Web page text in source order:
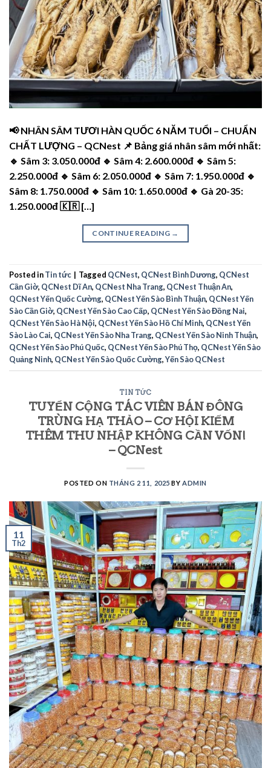
📢 NHÂN SÂM TƯƠI HÀN QUỐC 6 NĂM TUỔI – CHUẨN
CHẤT LƯỢNG – QCNest 📌 Bảng giá nhân sâm mới nhất:
🔹 Sâm 3: 3.050.000đ 🔹 Sâm 4: 2.600.000đ 🔹 Sâm 5:
2.250.000đ 🔹 Sâm 6: 2.050.000đ 🔹 Sâm 7: 1.950.000đ 🔹
Sâm 8: 1.750.000đ 🔹 Sâm 10: 1.650.000đ 🔹 Gà 20-35:
1.250.000đ 🇰🇷 […]
CONTINUE READING →
Posted inTin tức | Tagged QCNest, QCNest Bình Dương, QCNest
Cần Giờ, QCNest Dĩ An, QCNest Nha Trang, QCNest Thuận An,
QCNest Yến Quốc Cường, QCNest Yến Sào Bình Thuận, QCNest Yến
Sào Cần Giờ, QCNest Yến Sào Cao Cấp, QCNest Yến Sào Đồng Nai,
QCNest Yến Sào Hà Nội, QCNest Yến Sào Hồ Chí Minh, QCNest Yến
Sào Lào Cai, QCNest Yến Sào Nha Trang, QCNest Yến Sào Ninh Thuận,
QCNest Yến Sào Phú Quốc, QCNest Yến Sào Phú Thọ, QCNest Yến Sào
Quảng Ninh, QCNest Yến Sào Quốc Cường,Yến Sào QCNest
TIN TỨC
TUYỂN CỘNG TÁC VIÊN BÁN ĐÔNG
TRÙNG HẠ THẢO – CƠ HỘI KIẾM
THÊM THU NHẬP KHÔNG CẦN VỐN!
– QCNest
POSTED ON THÁNG 2 11, 2025 BY ADMIN
11
Th2